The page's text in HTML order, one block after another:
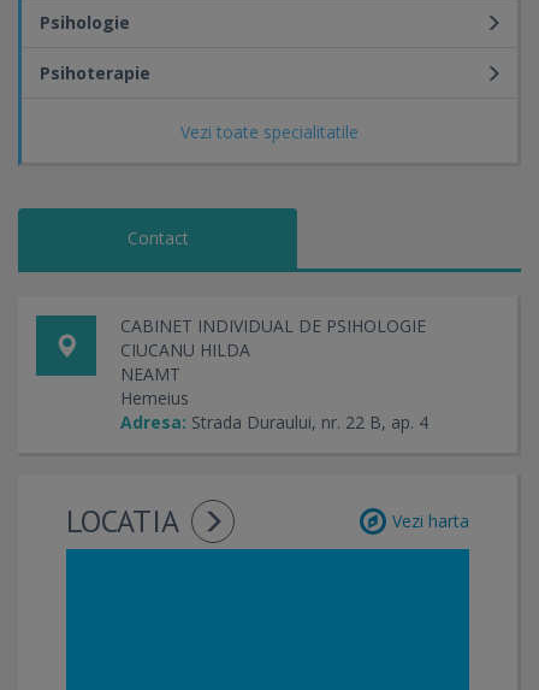
Vezi toate specialitatile
Psihologie
Psihoterapie
Contact
CABINET INDIVIDUAL DE PSIHOLOGIE
CIUCANU HILDA
NEAMT
Hemeius
Adresa: Strada Duraului, nr. 22 B, ap. 4
LOCATIA Vezi harta